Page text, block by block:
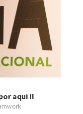
aqui !!